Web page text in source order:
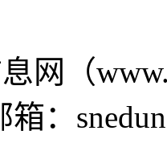
网（
箱：